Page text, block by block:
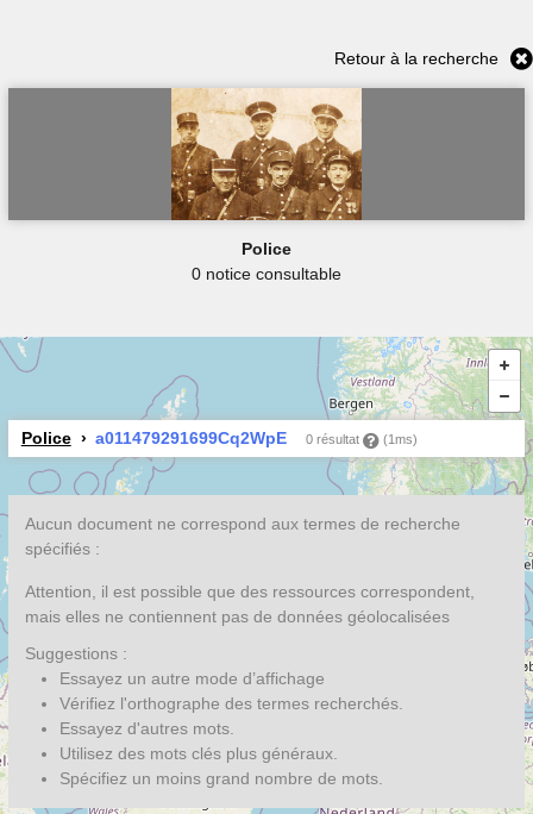
Retour à la recherche
Police
0 notice consultable
Police a011479291699Cq2WpE 0 résultat (1ms)
Aucun document ne correspond aux termes de recherche
spécifiés :
Attention, il est possible que des ressources correspondent,
mais elles ne contiennent pas de données géolocalisées
Suggestions :
Essayez un autre mode d’affichage
Vérifiez l'orthographe des termes recherchés.
Essayez d'autres mots.
Utilisez des mots clés plus généraux.
Spécifiez un moins grand nombre de mots.